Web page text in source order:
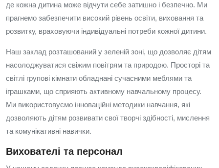
де кожна дитина може відчути себе затишно і безпечно. Ми
прагнемо забезпечити високий рівень освіти, виховання та
розвитку, враховуючи індивідуальні потреби кожної дитини.
Наш заклад розташований у зеленій зоні, що дозволяє дітям
насолоджуватися свіжим повітрям та природою. Просторі та
світлі групові кімнати обладнані сучасними меблями та
іграшками, що сприяють активному навчальному процесу.
Ми використовуємо інноваційні методики навчання, які
дозволяють дітям розвивати свої творчі здібності, мислення
та комунікативні навички.
Вихователі та персонал